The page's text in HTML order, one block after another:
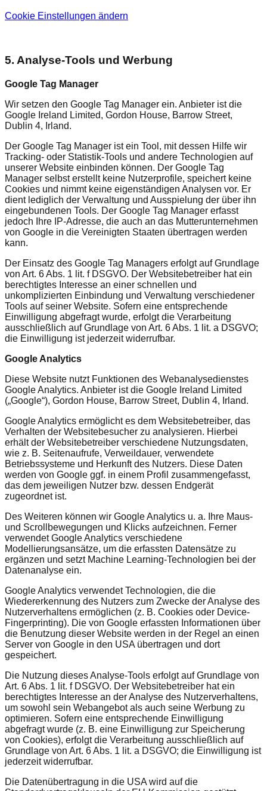
Cookie Einstellungen ändern
5. Analyse-Tools und Werbung
Google Tag Manager
Wir setzen den Google Tag Manager ein. Anbieter ist die
Google Ireland Limited, Gordon House, Barrow Street,
Dublin 4, Irland.
Der Google Tag Manager ist ein Tool, mit dessen Hilfe wir
Tracking- oder Statistik-Tools und andere Technologien auf
unserer Website einbinden können. Der Google Tag
Manager selbst erstellt keine Nutzerprofile, speichert keine
Cookies und nimmt keine eigenständigen Analysen vor. Er
dient lediglich der Verwaltung und Ausspielung der über ihn
eingebundenen Tools. Der Google Tag Manager erfasst
jedoch Ihre IP-Adresse, die auch an das Mutterunternehmen
von Google in die Vereinigten Staaten übertragen werden
kann.
Der Einsatz des Google Tag Managers erfolgt auf Grundlage
von Art. 6 Abs. 1 lit. f DSGVO. Der Websitebetreiber hat ein
berechtigtes Interesse an einer schnellen und
unkomplizierten Einbindung und Verwaltung verschiedener
Tools auf seiner Website. Sofern eine entsprechende
Einwilligung abgefragt wurde, erfolgt die Verarbeitung
ausschließlich auf Grundlage von Art. 6 Abs. 1 lit. a DSGVO;
die Einwilligung ist jederzeit widerrufbar.
Google Analytics
Diese Website nutzt Funktionen des Webanalysedienstes
Google Analytics. Anbieter ist die Google Ireland Limited
(„Google“), Gordon House, Barrow Street, Dublin 4, Irland.
Google Analytics ermöglicht es dem Websitebetreiber, das
Verhalten der Websitebesucher zu analysieren. Hierbei
erhält der Websitebetreiber verschiedene Nutzungsdaten,
wie z. B. Seitenaufrufe, Verweildauer, verwendete
Betriebssysteme und Herkunft des Nutzers. Diese Daten
werden von Google ggf. in einem Profil zusammengefasst,
das dem jeweiligen Nutzer bzw. dessen Endgerät
zugeordnet ist.
Des Weiteren können wir Google Analytics u. a. Ihre Maus-
und Scrollbewegungen und Klicks aufzeichnen. Ferner
verwendet Google Analytics verschiedene
Modellierungsansätze, um die erfassten Datensätze zu
ergänzen und setzt Machine Learning-Technologien bei der
Datenanalyse ein.
Google Analytics verwendet Technologien, die die
Wiedererkennung des Nutzers zum Zwecke der Analyse des
Nutzerverhaltens ermöglichen (z. B. Cookies oder Device-
Fingerprinting). Die von Google erfassten Informationen über
die Benutzung dieser Website werden in der Regel an einen
Server von Google in den USA übertragen und dort
gespeichert.
Die Nutzung dieses Analyse-Tools erfolgt auf Grundlage von
Art. 6 Abs. 1 lit. f DSGVO. Der Websitebetreiber hat ein
berechtigtes Interesse an der Analyse des Nutzerverhaltens,
um sowohl sein Webangebot als auch seine Werbung zu
optimieren. Sofern eine entsprechende Einwilligung
abgefragt wurde (z. B. eine Einwilligung zur Speicherung
von Cookies), erfolgt die Verarbeitung ausschließlich auf
Grundlage von Art. 6 Abs. 1 lit. a DSGVO; die Einwilligung ist
jederzeit widerrufbar.
Die Datenübertragung in die USA wird auf die